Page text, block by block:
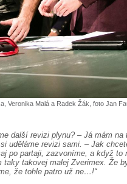
Veronika Malá a Radek Žák, foto Jan
další revizi plynu? – Já mám
uděláme revizi sami. – Jak
po partaji, zazvoníme, a když to
taky takovej malej Zverimex. Že
že tohle patro už ne…!“